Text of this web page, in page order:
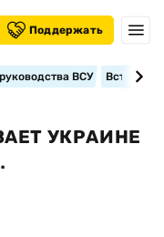
Поддержать
ВСУ
УКРАИНЕ